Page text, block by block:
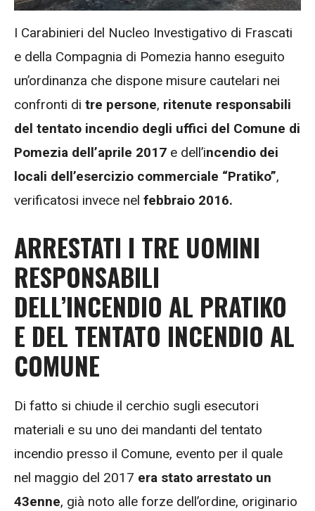
I Carabinieri del Nucleo Investigativo di Frascati
e della Compagnia di Pomezia hanno eseguito
un’ordinanza che dispone misure cautelari nei
confronti di tre persone, ritenute responsabili
del tentato incendio degli uffici del Comune di
Pomezia dell’aprile 2017 e dell’incendio dei
locali dell’esercizio commerciale “Pratiko”,
verificatosi invece nel febbraio 2016.
ARRESTATI I TRE UOMINI
RESPONSABILI
DELL’INCENDIO AL PRATIKO
E DEL TENTATO INCENDIO AL
COMUNE
Di fatto si chiude il cerchio sugli esecutori
materiali e su uno dei mandanti del tentato
incendio presso il Comune, evento per il quale
nel maggio del 2017 era stato arrestato un
43enne, già noto alle forze dell’ordine, originario